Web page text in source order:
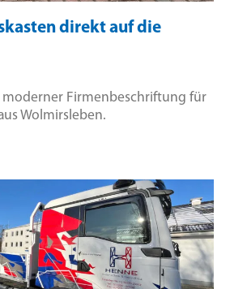
direkt auf die
moderner Firmenbeschriftung für
Wolmirsleben.